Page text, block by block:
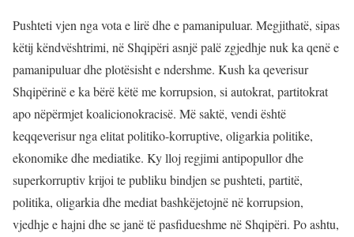
Pushteti vjen nga vota e lirë dhe e pamanipuluar. Megjithatë, sipas
këtij këndvështrimi, në Shqipëri asnjë palë zgjedhje nuk ka qenë e
pamanipuluar dhe plotësisht e ndershme. Kush ka qeverisur
Shqipërinë e ka bërë këtë me korrupsion, si autokrat, partitokrat
apo nëpërmjet koalicionokracisë. Më saktë, vendi është
keqqeverisur nga elitat politiko-korruptive, oligarkia politike,
ekonomike dhe mediatike. Ky lloj regjimi antipopullor dhe
superkorruptiv krijoi te publiku bindjen se pushteti, partitë,
politika, oligarkia dhe mediat bashkëjetojnë në korrupsion,
vjedhje e hajni dhe se janë të pasfidueshme në Shqipëri. Po ashtu,